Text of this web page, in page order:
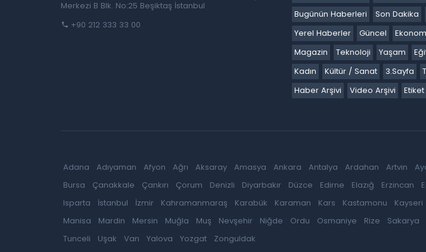
Merkezi B Blk. No:25 Beşiktaş İstanbul
+90 212 333 33 00
Bugünün Haberleri
Son Dakika
Yerel Haberler
Güncel
Magazin
Teknoloji Yaşam
Kadın
Kültür / Sanat 3.Sayfa
Haber Arşivi
Video Arşivi
Adana Adıyaman Afyon Ağrı Aksaray Amasya Ankara Antalya Ardahan Artvin
Bursa
Çanakkale Çankırı Çorum Denizli Diyarbakır Düzce Edirne Elazığ Erzincan
Isparta
İstanbul İzmir Kahramanmaraş Karabük Karaman Kars Kastamonu Kayseri
Manisa
Mardin Mersin Muğla Muş Nevşehir Niğde Ordu Osmaniye Rize Sakarya
Tunceli
Uşak Van Yalova Yozgat Zonguldak